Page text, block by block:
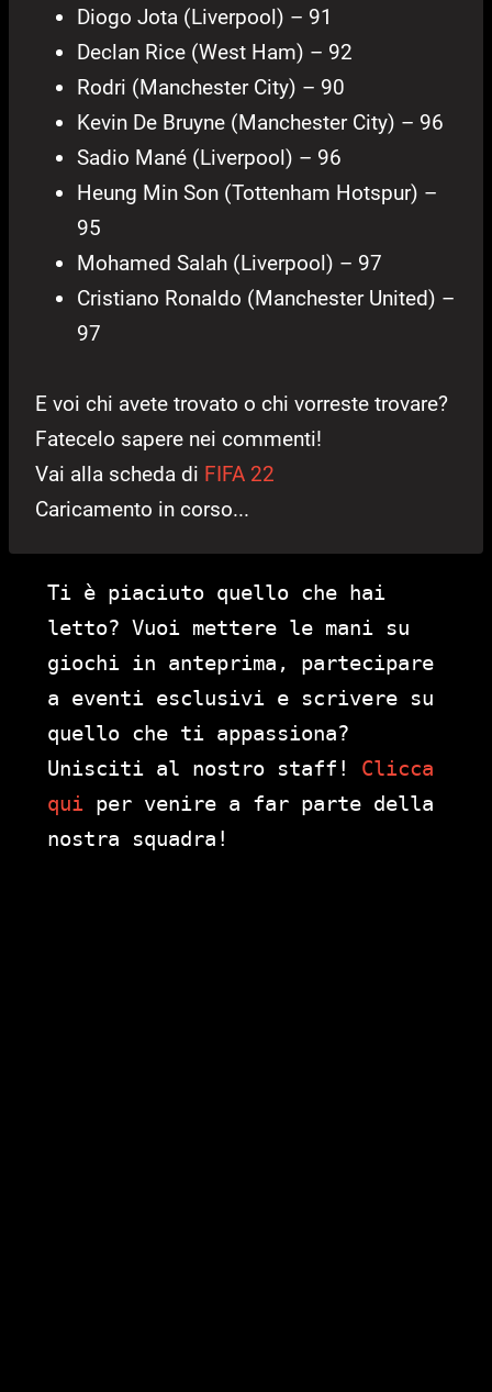
Diogo Jota (Liverpool) – 91
Declan Rice (West Ham) – 92
Rodri (Manchester City) – 90
Kevin De Bruyne (Manchester City) – 96
Sadio Mané (Liverpool) – 96
Heung Min Son (Tottenham Hotspur) –
95
Mohamed Salah (Liverpool) – 97
Cristiano Ronaldo (Manchester United) –
97
E voi chi avete trovato o chi vorreste trovare?
Fatecelo sapere nei commenti!
Vai alla scheda di FIFA 22
Caricamento in corso...
Ti è piaciuto quello che hai
letto? Vuoi mettere le mani su
giochi in anteprima, partecipare
a eventi esclusivi e scrivere su
quello che ti appassiona?
Unisciti al nostro staff! Clicca
qui per venire a far parte della
nostra squadra!